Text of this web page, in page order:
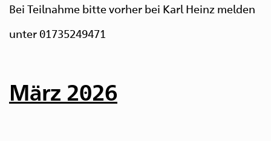
Bei Teilnahme bitte vorher bei Karl Heinz melden
unter 01735249471
März 2026